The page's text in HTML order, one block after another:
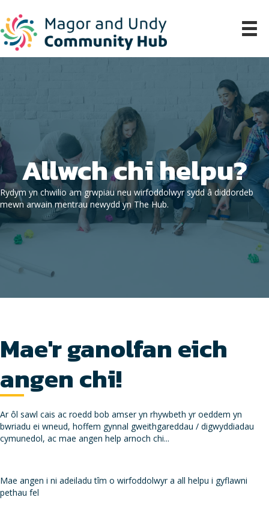
Allwch chi helpu?
Rydym yn chwilio am grwpiau neu wirfoddolwyr sydd â diddordeb
mewn arwain mentrau newydd yn The Hub.
Mae'r ganolfan eich
angen chi!
Ar ôl sawl cais ac roedd bob amser yn rhywbeth yr oeddem yn
bwriadu ei wneud, hoffem gynnal gweithgareddau / digwyddiadau
cymunedol, ac mae angen help arnoch chi...
Mae angen i ni adeiladu tîm o wirfoddolwyr a all helpu i gyflawni
pethau fel